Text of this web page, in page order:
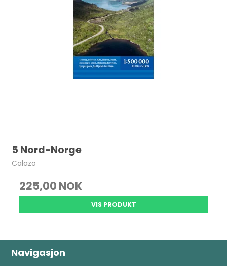
5 Nord-Norge
Calazo
225,00 NOK
VIS PRODUKT
Navigasjon